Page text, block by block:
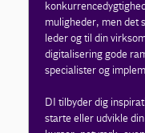
muligheder, men det
leder og til din
digitalisering gode
specialister og
DI tilbyder dig
starte eller udvikle